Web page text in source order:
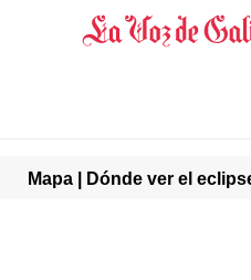
Mapa | Dónde ver el